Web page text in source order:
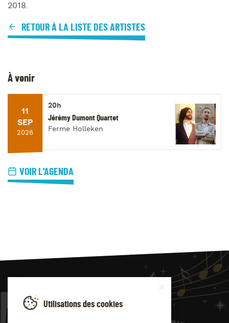
2018.
RETOUR À LA LISTE DES ARTISTES
À venir
11
SEP
2026
20h
Jérémy Dumont Quartet
Ferme Holleken
VOIR L'AGENDA
JAZZ4
Utilisations des cookies